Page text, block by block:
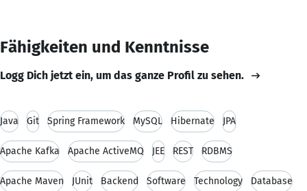
Fähigkeiten und Kenntnisse
Logg Dich jetzt ein, um das ganze Profil zu sehen.
Java Git Spring Framework MySQL Hibernate JPA
Apache Kafka Apache ActiveMQ JEE REST RDBMS
Apache Maven JUnit Backend Software Technology Database